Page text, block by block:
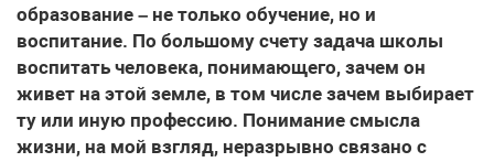
образование – не только обучение, но и
воспитание. По большому счету задача школы
воспитать человека, понимающего, зачем он
живет на этой земле, в том числе зачем выбирает
ту или иную профессию. Понимание смысла
жизни, на мой взгляд, неразрывно связано с